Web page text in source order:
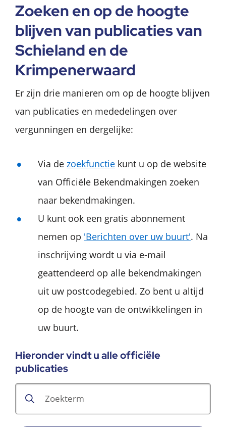
Zoeken en op de hoogte
blijven van publicaties van
Schieland en de
Krimpenerwaard
Er zijn drie manieren om op de hoogte blijven
van publicaties en mededelingen over
vergunningen en dergelijke:
Via de zoekfunctie kunt u op de website
van Officiële Bekendmakingen zoeken
naar bekendmakingen.
U kunt ook een gratis abonnement
nemen op 'Berichten over uw buurt'. Na
inschrijving wordt u via e-mail
geattendeerd op alle bekendmakingen
uit uw postcodegebied. Zo bent u altijd
op de hoogte van de ontwikkelingen in
uw buurt.
Hieronder vindt u alle officiële
publicaties